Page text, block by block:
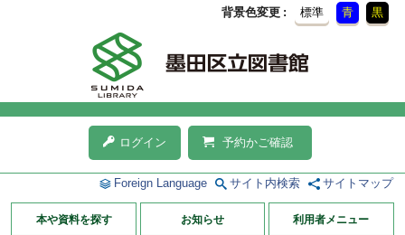
背景色変更 標準 青 黒
ログイン 予約かご確認
Foreign Language サイト内検索 サイトマップ
本や資料を探す お知らせ 利用者メニュー